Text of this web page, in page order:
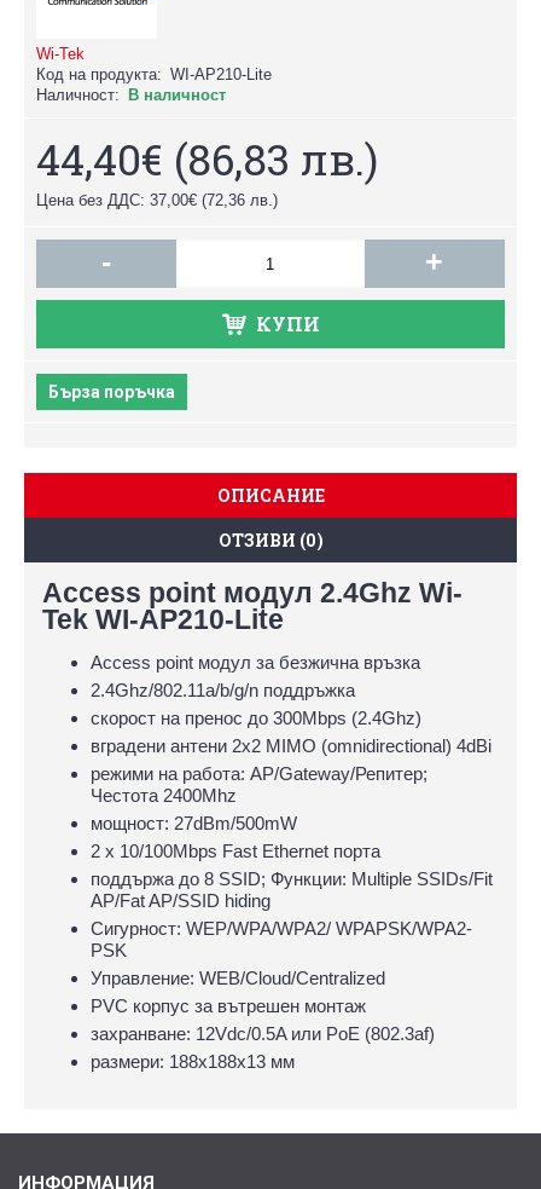
Wi-Tek
Код на продукта: WI-AP210-Lite
Наличност:
В наличност
44,40€ (86,83 лв.)
Цена без ДДС: 37,00€ (72,36 лв.)
- +
КУПИ
Бърза поръчка
ОПИСАНИЕ
ОТЗИВИ (0)
Access point модул 2.4Ghz Wi-
Tek WI-AP210-Lite
Access point модул за безжична връзка
2.4Ghz/802.11a/b/g/n поддръжка
скорост на пренос до 300Mbps (2.4Ghz)
вградени антени 2x2 MIMO (omnidirectional) 4dBi
режими на работа: AP/Gateway/Репитер;
Честота 2400Mhz
мощност: 27dBm/500mW
2 х 10/100Mbps Fast Ethernet порта
поддържа до 8 SSID; Функции: Multiple SSIDs/Fit
AP/Fat AP/SSID hiding
Сигурност: WEP/WPA/WPA2/ WPAPSK/WPA2-
PSK
Управление: WEB/Cloud/Centralized
PVC корпус за вътрешен монтаж
захранване: 12Vdc/0.5A или PoE (802.3af)
размери: 188х188х13 мм
ИНФОРМАЦИЯ